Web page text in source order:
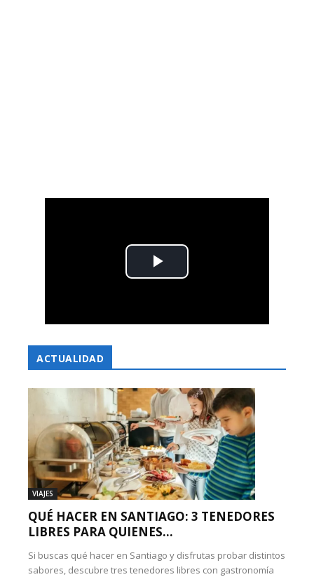
ACTUALIDAD
VIAJES
QUÉ HACER EN SANTIAGO: 3 TENEDORES
LIBRES PARA QUIENES...
Si buscas qué hacer en Santiago y disfrutas probar distintos
sabores, descubre tres tenedores libres con gastronomía